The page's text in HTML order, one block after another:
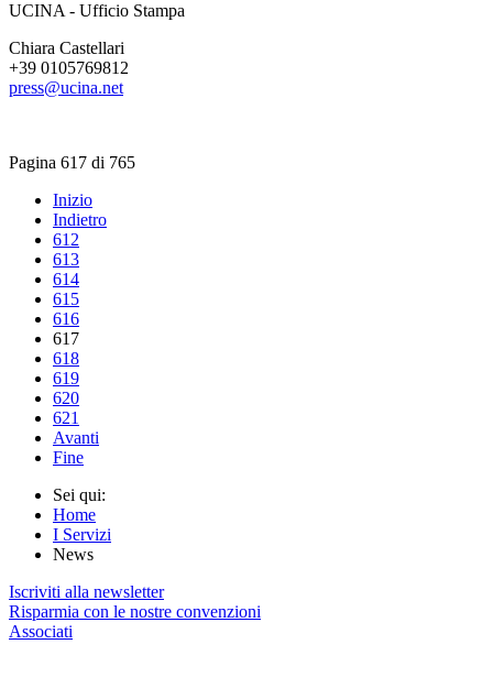
UCINA - Ufficio Stampa
Chiara Castellari
+39 0105769812
press@ucina.net
Pagina 617 di 765
Inizio
Indietro
612
613
614
615
616
617
618
619
620
621
Avanti
Fine
Sei qui:
Home
I Servizi
News
Iscriviti alla newsletter
Risparmia con le nostre convenzioni
Associati